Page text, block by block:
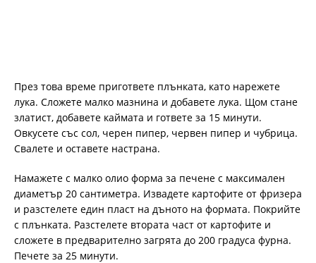
През това време пригответе плънката, като нарежете
лука. Сложете малко мазнина и добавете лука. Щом стане
златист, добавете каймата и гответе за 15 минути.
Овкусете със сол, черен пипер, червен пипер и чубрица.
Свалете и оставете настрана.
Намажете с малко олио форма за печене с максимален
диаметър 20 сантиметра. Извадете картофите от фризера
и разстелете един пласт на дъното на формата. Покрийте
с плънката. Разстелете втората част от картофите и
сложете в предварително загрята до 200 градуса фурна.
Печете за 25 минути.